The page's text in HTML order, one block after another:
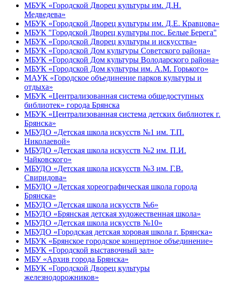
МБУК «Городской Дворец культуры им. Д.Н.
Медведева»
МБУК «Городской Дворец культуры им. Д.Е. Кравцова»
МБУК "Городской Дворец культуры пос. Белые Берега"
МБУК «Городской Дворец культуры и искусства»
МБУК «Городской Дом культуры Советского района»
МБУК «Городской Дом культуры Володарского района»
МБУК «Городской Дом культуры им. А.М. Горького»
МАУК «Городское объединение парков культуры и
отдыха»
МБУК «Централизованная система общедоступных
библиотек» города Брянска
МБУК «Централизованная система детских библиотек г.
Брянска»
МБУДО «Детская школа искусств №1 им. Т.П.
Николаевой»
МБУДО «Детская школа искусств №2 им. П.И.
Чайковского»
МБУДО «Детская школа искусств №3 им. Г.В.
Свиридова»
МБУДО «Детская хореографическая школа города
Брянска»
МБУДО «Детская школа искусств №6»
МБУДО «Брянская детская художественная школа»
МБУДО «Детская школа искусств №10»
МБУДО «Городская детская хоровая школа г. Брянска»
МБУК «Брянское городское концертное объединение»
МБУК «Городской выставочный зал»
МБУ «Архив города Брянска»
МБУК «Городской Дворец культуры
железнодорожников»